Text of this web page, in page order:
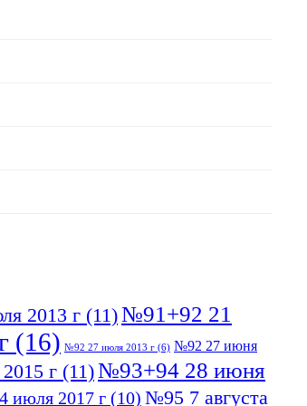
2013 г (11)№91+92 21
(16) №92 27 июля 2013 г (6) №92 27 июня
г (11)№93+94 28 июня
июля 2017 г (10) №95 7 августа